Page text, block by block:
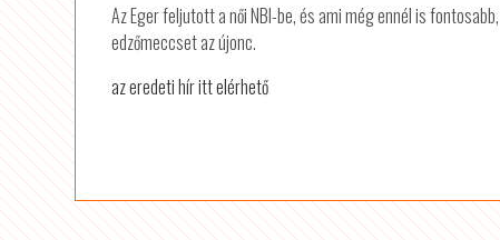
Az Eger feljutott a női NBI-be, és ami még ennél is
edzőmeccset az újonc.
az eredeti hír itt elérhető